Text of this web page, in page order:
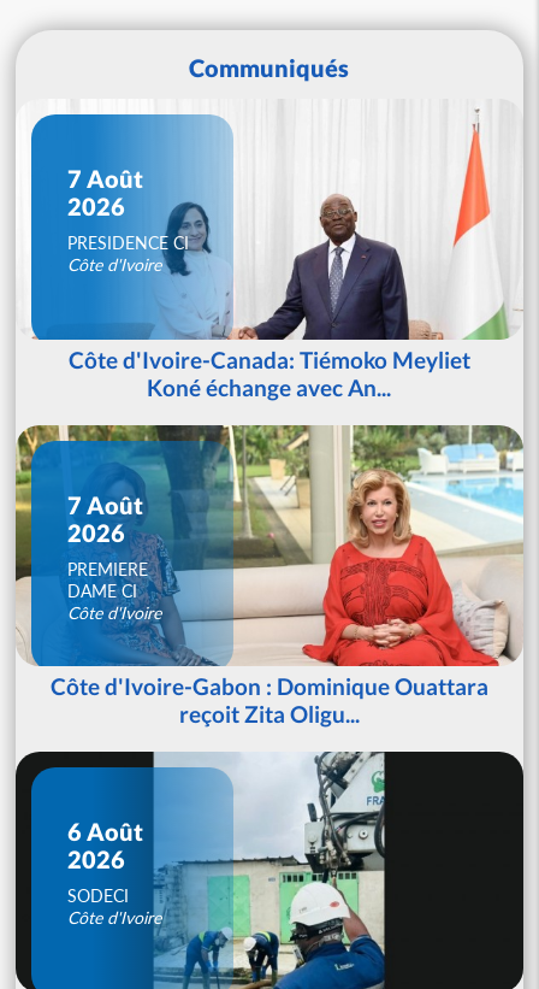
Communiqués
7 Août
2026
PRESIDENCE CI
Côte d'Ivoire
Côte d'Ivoire-Canada: Tiémoko Meyliet
Koné échange avec An...
7 Août
2026
PREMIERE
DAME CI
Côte d'Ivoire
Côte d'Ivoire-Gabon : Dominique Ouattara
reçoit Zita Oligu...
6 Août
2026
SODECI
Côte d'Ivoire